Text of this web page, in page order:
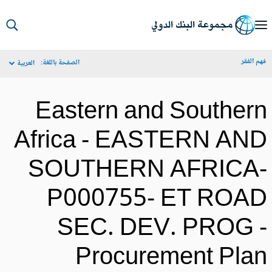
الفقر الصفحة باللغة: العربية
Eastern and
Africa - EASTERN
SOUTHERN
P000755- ET
SEC. DEV. PROG
Procurement